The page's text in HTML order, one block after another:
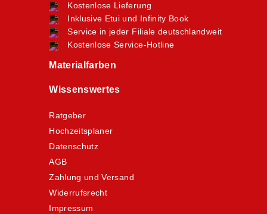
Kostenlose Lieferung
Inklusive Etui und Infinity Book
Service in jeder Filiale deutschlandweit
Kostenlose Service-Hotline
Materialfarben
Wissenswertes
Ratgeber
Hochzeitsplaner
Datenschutz
AGB
Zahlung und Versand
Widerrufsrecht
Impressum